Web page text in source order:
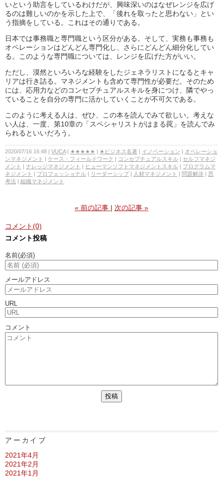
いという助言をしているわけだが、興味深いのはなぜレンジを広げ
るのは難しいのかを示した上で、「後れを取ったと思わない」とい
う指摘をしている。これはその通りである。
日本では事務職と専門職という区分がある。そして、実務も事務も
オペレーションはどんどん専門化し、さらにどんどん細分化してい
る。このような専門職については、レンジを広げた方がいい。
ただし、漠然といろいろな経験をしたジェネラリストになるとキャ
リアは行き詰る。マネジメントも含めて専門性が必要だ。そのため
には、応用力などのコンセプチュアルスキルを身につけ、隣でやっ
ていることを自分の専門に活かしていくことが不可欠である。
このように考える人は、ぜひ、この本を読んでみて欲しい。考えな
い人は、一度、第10章の「スペシャリストがはまる罠」を読んでみ
られるといいだろう。
2020/07/16 16:48 VUCA ★★★★★ ★ビジネス名著 イノベーション
オペレーショ
ンマネジメント
ケース・フィールドワーク コンセプチュアルスキル
セルフマネジ
メント
ナレッジマネジメント ヒューマンソフトマネジメントスキル
プログラムマ
ネジメント
プロフェッショナル リーダーシップ 人材マネジメント 問題解決
思
考法
組織マネジメント
« 前の記事 次の記事 »
コメント(0)
コメント投稿
名前(必須)
メールアドレス
URL
コメント
アーカイブ
2021年4月
2021年2月
2021年1月